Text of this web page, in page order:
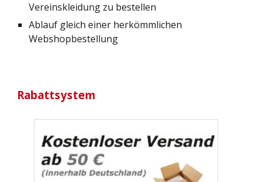
Vereinskleidung zu bestellen
Ablauf gleich einer herkömmlichen
Webshopbestellung
Rabattsystem